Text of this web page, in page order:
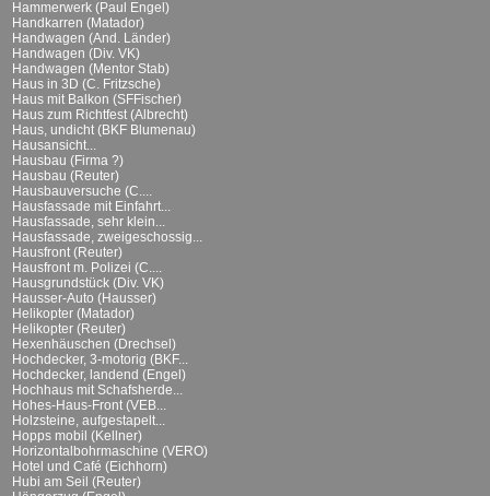
Hammerwerk (Paul Engel)
Handkarren (Matador)
Handwagen (And. Länder)
Handwagen (Div. VK)
Handwagen (Mentor Stab)
Haus in 3D (C. Fritzsche)
Haus mit Balkon (SFFischer)
Haus zum Richtfest (Albrecht)
Haus, undicht (BKF Blumenau)
Hausansicht...
Hausbau (Firma ?)
Hausbau (Reuter)
Hausbauversuche (C....
Hausfassade mit Einfahrt...
Hausfassade, sehr klein...
Hausfassade, zweigeschossig...
Hausfront (Reuter)
Hausfront m. Polizei (C....
Hausgrundstück (Div. VK)
Hausser-Auto (Hausser)
Helikopter (Matador)
Helikopter (Reuter)
Hexenhäuschen (Drechsel)
Hochdecker, 3-motorig (BKF...
Hochdecker, landend (Engel)
Hochhaus mit Schafsherde...
Hohes-Haus-Front (VEB...
Holzsteine, aufgestapelt...
Hopps mobil (Kellner)
Horizontalbohrmaschine (VERO)
Hotel und Café (Eichhorn)
Hubi am Seil (Reuter)